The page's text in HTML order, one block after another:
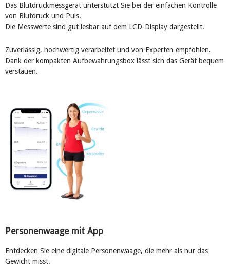
Das Blutdruckmessgerät unterstützt Sie bei der einfachen Kontrolle
von Blutdruck und Puls.
Die Messwerte sind gut lesbar auf dem LCD-Display dargestellt.
Zuverlässig, hochwertig verarbeitet und von Experten empfohlen.
Dank der kompakten Aufbewahrungsbox lässt sich das Gerät bequem
verstauen.
Personenwaage mit App
Entdecken Sie eine digitale Personenwaage, die mehr als nur das
Gewicht misst.